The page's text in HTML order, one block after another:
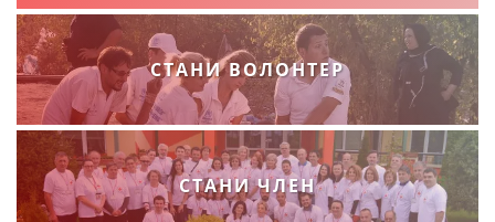
ОРГАНИЗАЦИЈА И РАЗВОЈ
РАКОВОДЕН ОДБОР
СОБРАНИЕ
СТРУКТУРА И ОРГАНИЗАЦИОНА ПОСТАВЕНОСТ
СТАНИ ВОЛОНТЕР
СТАНИ ЧЛЕН